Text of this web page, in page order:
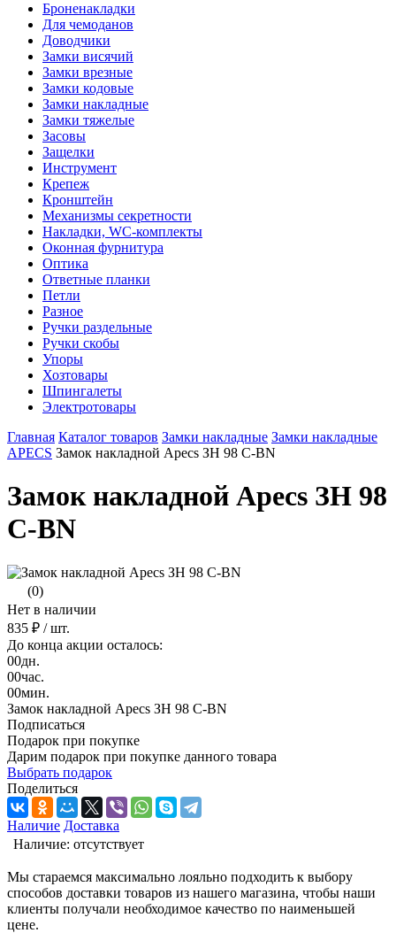
Броненакладки
Для чемоданов
Доводчики
Замки висячий
Замки врезные
Замки кодовые
Замки накладные
Замки тяжелые
Засовы
Защелки
Инструмент
Крепеж
Кронштейн
Механизмы секретности
Накладки, WC-комплекты
Оконная фурнитура
Оптика
Ответные планки
Петли
Разное
Ручки раздельные
Ручки скобы
Упоры
Хозтовары
Шпингалеты
Электротовары
Главная Каталог товаров Замки накладные Замки накладные
APECS Замок накладной Apecs ЗН 98 C-BN
Замок накладной Apecs ЗН 98
C-BN
(0)
Нет в наличии
835 ₽ / шт.
До конца акции осталось:
00дн.
00час.
00мин.
Замок накладной Apecs ЗН 98 C-BN
Подписаться
Подарок при покупке
Дарим подарок при покупке данного товара
Выбрать подарок
Поделиться
Наличие Доставка
Наличие: отсутствует
Мы стараемся максимально лояльно подходить к выбору
способов доставки товаров из нашего магазина, чтобы наши
клиенты получали необходимое качество по наименьшей
цене.